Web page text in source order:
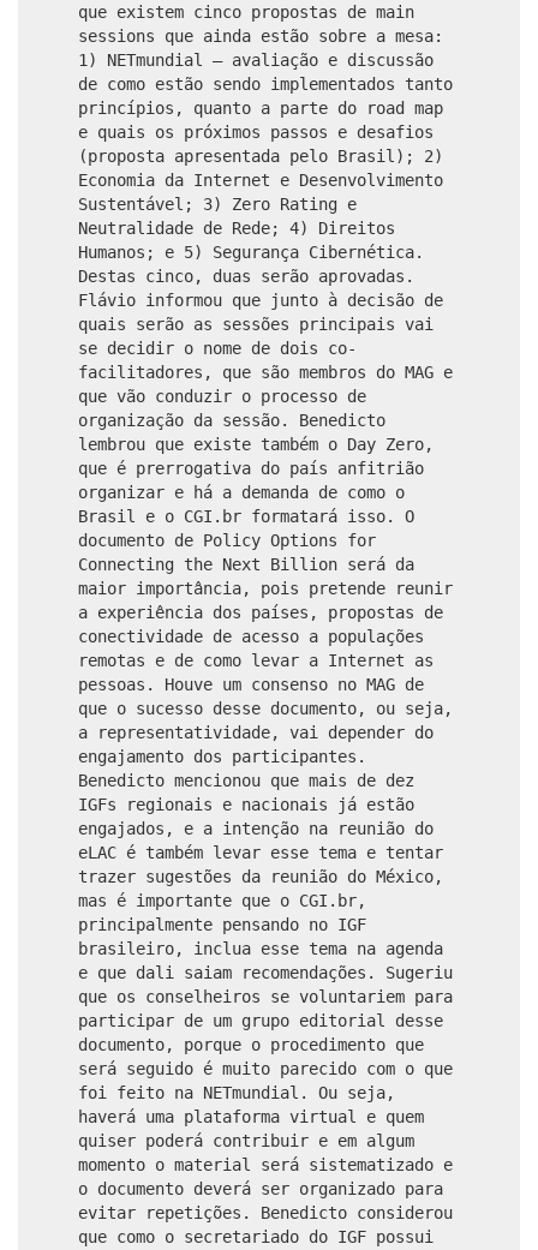
que existem cinco propostas de main
sessions que ainda estão sobre a mesa:
1) NETmundial – avaliação e discussão
de como estão sendo implementados tanto
princípios, quanto a parte do road map
e quais os próximos passos e desafios
(proposta apresentada pelo Brasil); 2)
Economia da Internet e Desenvolvimento
Sustentável; 3) Zero Rating e
Neutralidade de Rede; 4) Direitos
Humanos; e 5) Segurança Cibernética.
Destas cinco, duas serão aprovadas.
Flávio informou que junto à decisão de
quais serão as sessões principais vai
se decidir o nome de dois co-
facilitadores, que são membros do MAG e
que vão conduzir o processo de
organização da sessão. Benedicto
lembrou que existe também o Day Zero,
que é prerrogativa do país anfitrião
organizar e há a demanda de como o
Brasil e o CGI.br formatará isso. O
documento de Policy Options for
Connecting the Next Billion será da
maior importância, pois pretende reunir
a experiência dos países, propostas de
conectividade de acesso a populações
remotas e de como levar a Internet as
pessoas. Houve um consenso no MAG de
que o sucesso desse documento, ou seja,
a representatividade, vai depender do
engajamento dos participantes.
Benedicto mencionou que mais de dez
IGFs regionais e nacionais já estão
engajados, e a intenção na reunião do
eLAC é também levar esse tema e tentar
trazer sugestões da reunião do México,
mas é importante que o CGI.br,
principalmente pensando no IGF
brasileiro, inclua esse tema na agenda
e que dali saiam recomendações. Sugeriu
que os conselheiros se voluntariem para
participar de um grupo editorial desse
documento, porque o procedimento que
será seguido é muito parecido com o que
foi feito na NETmundial. Ou seja,
haverá uma plataforma virtual e quem
quiser poderá contribuir e em algum
momento o material será sistematizado e
o documento deverá ser organizado para
evitar repetições. Benedicto considerou
que como o secretariado do IGF possui